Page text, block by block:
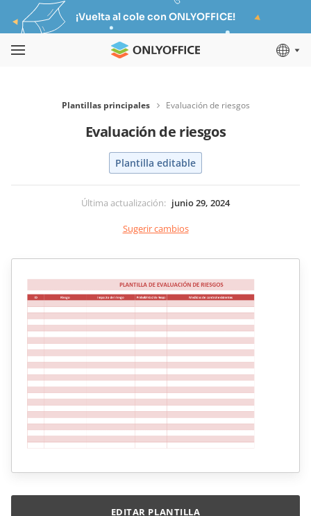
¡Vuelta al cole con ONLYOFFICE!
Plantillas principales Evaluación de riesgos
Evaluación de riesgos
Plantilla editable
Última actualización: junio 29, 2024
Sugerir cambios
EDITAR PLANTILLA